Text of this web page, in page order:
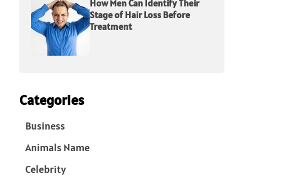
How Men Can Identify Their
Stage of Hair Loss Before
Treatment
Categories
Business
Animals Name
Celebrity